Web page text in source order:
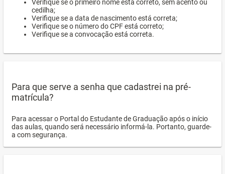
Verifique se o primeiro nome está correto, sem acento ou
cedilha;
Verifique se a data de nascimento está correta;
Verifique se o número do CPF está correto;
Verifique se a convocação está correta.
Para que serve a senha que cadastrei na pré-
matrícula?
Para acessar o Portal do Estudante de Graduação após o início
das aulas, quando será necessário informá-la. Portanto, guarde-
a com segurança.